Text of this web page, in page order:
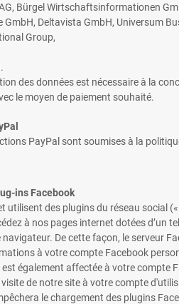
Bürgel Wirtschaftsinformationen
Deltavista GmbH, Universum
Group,
des données est nécessaire à la
le moyen de paiement souhaité.
PayPal sont soumises à la
ins Facebook
utilisent des plugins du réseau social
à nos pages internet dotées d’un
De cette façon, le serveur
à votre compte Facebook
également affectée à votre compte
de notre site à votre compte
le chargement des plugins